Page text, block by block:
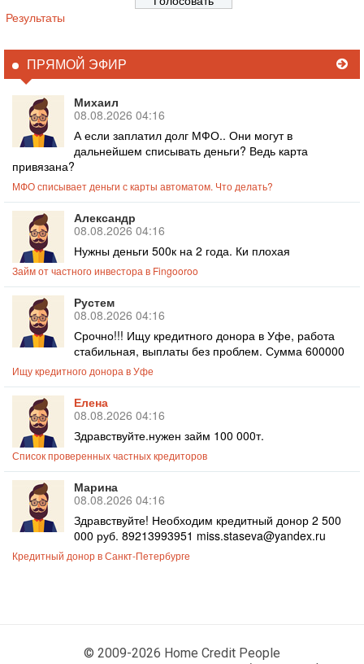
Результаты
ПРЯМОЙ ЭФИР
Михаил
08.08.2026 04:16
А если заплатил долг МФО.. Они могут в
дальнейшем списывать деньги? Ведь карта
привязана?
МФО списывает деньги с карты автоматом. Что делать?
Александр
08.08.2026 04:16
Нужны деньги 500к на 2 года. Ки плохая
Займ от частного инвестора в Fingooroo
Рустем
08.08.2026 04:16
Срочно!!! Ищу кредитного донора в Уфе, работа
стабильная, выплаты без проблем. Сумма 600000
Ищу кредитного донора в Уфе
Елена
08.08.2026 04:16
Здравствуйте.нужен займ 100 000т.
Список проверенных частных кредиторов
Марина
08.08.2026 04:16
Здравствуйте! Необходим кредитный донор 2 500
000 руб. 89213993951 miss.staseva@yandex.ru
Кредитный донор в Санкт-Петербурге
© 2009-2026 Home Credit People